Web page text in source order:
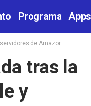
Programa Apps
de Amazon
tras la
y